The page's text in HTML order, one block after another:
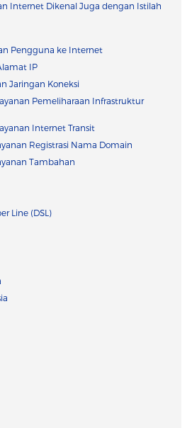
Internet Dikenal Juga dengan Istilah
Pengguna ke Internet
IP
Jaringan Koneksi
Pemeliharaan Infrastruktur
Internet Transit
Registrasi Nama Domain
Tambahan
Line (DSL)